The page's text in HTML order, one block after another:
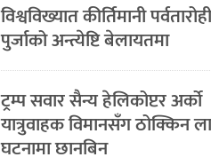
विश्वविख्यात कीर्तिमानी
पुर्जाको अन्त्येष्टि बेलायतमा
ट्रम्प सवार सैन्य हेलिकोप्टर अर्को
यात्रुवाहक विमानसँग ठोक्किन
घटनामा छानबिन